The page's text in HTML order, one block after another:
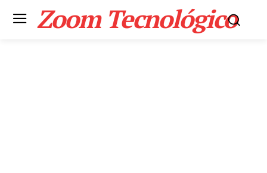
Zoom Tecnológico